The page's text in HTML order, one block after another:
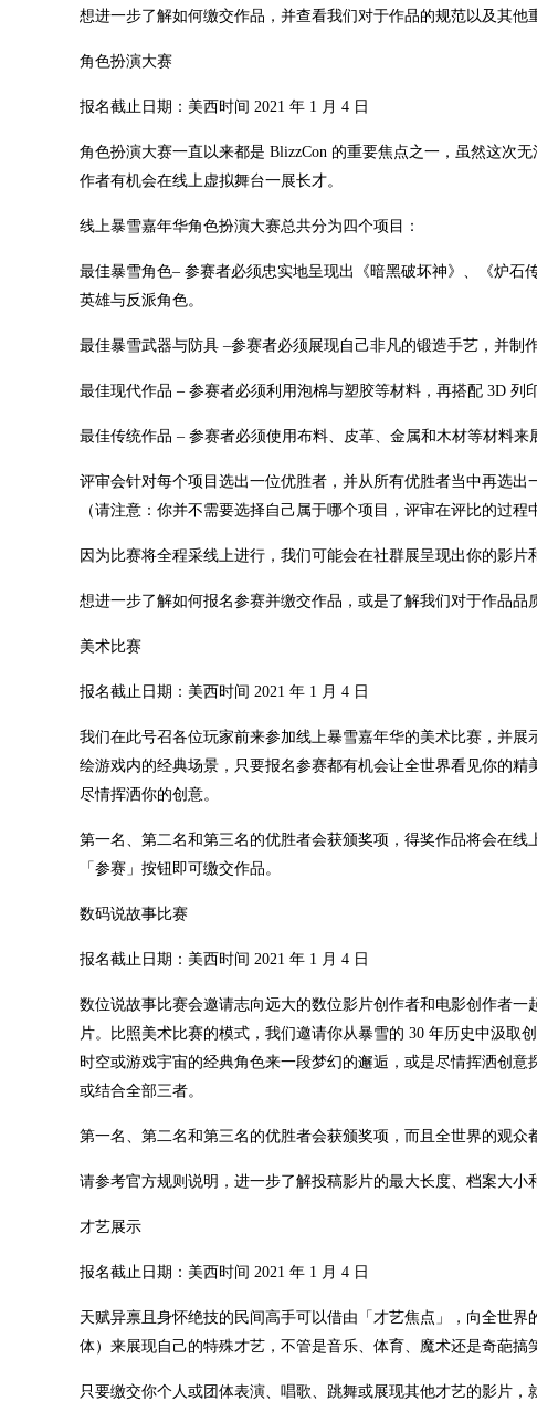
想进一步了解如何缴交作品，并查看我们对于作品的规范以及其他
角色扮演大赛
报名截止日期：美西时间 2021 年 1 月 4 日
角色扮演大赛一直以来都是 BlizzCon 的重要焦点之一，虽然这次
作者有机会在线上虚拟舞台一展长才。
线上暴雪嘉年华角色扮演大赛总共分为四个项目：
最佳暴雪角色– 参赛者必须忠实地呈现出《暗黑破坏神》、《炉
英雄与反派角色。
最佳暴雪武器与防具 –参赛者必须展现自己非凡的锻造手艺，并制
最佳现代作品 – 参赛者必须利用泡棉与塑胶等材料，再搭配 3D 列
最佳传统作品 – 参赛者必须使用布料、皮革、金属和木材等材料来
评审会针对每个项目选出一位优胜者，并从所有优胜者当中再选
（请注意：你并不需要选择自己属于哪个项目，评审在评比的过程
因为比赛将全程采线上进行，我们可能会在社群展呈现出你的影片
想进一步了解如何报名参赛并缴交作品，或是了解我们对于作品品
美术比赛
报名截止日期：美西时间 2021 年 1 月 4 日
我们在此号召各位玩家前来参加线上暴雪嘉年华的美术比赛，并
绘游戏内的经典场景，只要报名参赛都有机会让全世界看见你的
尽情挥洒你的创意。
第一名、第二名和第三名的优胜者会获颁奖项，得奖作品将会在
「参赛」按钮即可缴交作品。
数码说故事比赛
报名截止日期：美西时间 2021 年 1 月 4 日
数位说故事比赛会邀请志向远大的数位影片创作者和电影创作者
片。比照美术比赛的模式，我们邀请你从暴雪的 30 年历史中汲取
时空或游戏宇宙的经典角色来一段梦幻的邂逅，或是尽情挥洒创
或结合全部三者。
第一名、第二名和第三名的优胜者会获颁奖项，而且全世界的观众
请参考官方规则说明，进一步了解投稿影片的最大长度、档案大小
才艺展示
报名截止日期：美西时间 2021 年 1 月 4 日
天赋异禀且身怀绝技的民间高手可以借由「才艺焦点」，向全世
体）来展现自己的特殊才艺，不管是音乐、体育、魔术还是奇葩搞
只要缴交你个人或团体表演、唱歌、跳舞或展现其他才艺的影片